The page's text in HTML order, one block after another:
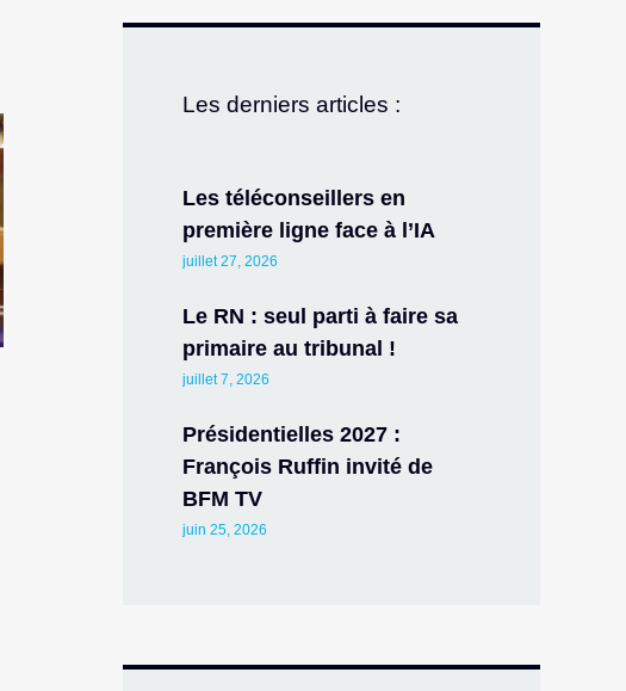
Les derniers articles :
Les téléconseillers en
première ligne face à l’IA
juillet 27, 2026
Le RN : seul parti à faire sa
primaire au tribunal !
juillet 7, 2026
Présidentielles 2027 :
François Ruffin invité de
BFM TV
juin 25, 2026